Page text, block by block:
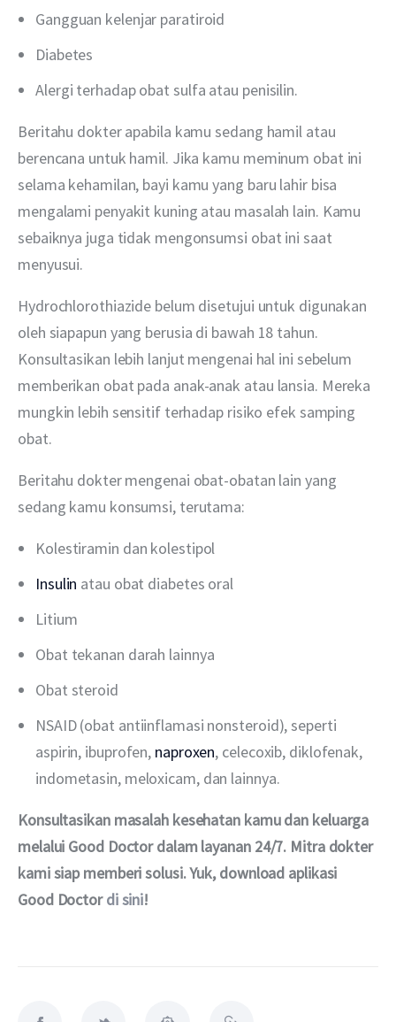
Gangguan kelenjar paratiroid
Diabetes
Alergi terhadap obat sulfa atau penisilin.
Beritahu dokter apabila kamu sedang hamil atau
berencana untuk hamil. Jika kamu meminum obat ini
selama kehamilan, bayi kamu yang baru lahir bisa
mengalami penyakit kuning atau masalah lain. Kamu
sebaiknya juga tidak mengonsumsi obat ini saat
menyusui.
Hydrochlorothiazide belum disetujui untuk digunakan
oleh siapapun yang berusia di bawah 18 tahun.
Konsultasikan lebih lanjut mengenai hal ini sebelum
memberikan obat pada anak-anak atau lansia. Mereka
mungkin lebih sensitif terhadap risiko efek samping
obat.
Beritahu dokter mengenai obat-obatan lain yang
sedang kamu konsumsi, terutama:
Kolestiramin dan kolestipol
Insulin atau obat diabetes oral
Litium
Obat tekanan darah lainnya
Obat steroid
NSAID (obat antiinflamasi nonsteroid), seperti
aspirin, ibuprofen, naproxen, celecoxib, diklofenak,
indometasin, meloxicam, dan lainnya.
Konsultasikan masalah kesehatan kamu dan keluarga
melalui Good Doctor dalam layanan 24/7. Mitra dokter
kami siap memberi solusi. Yuk, download aplikasi
Good Doctor di sini!